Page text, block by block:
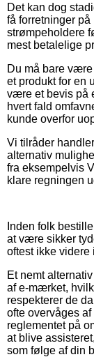
Det kan dog
få forretninger
strømpeholdere
mest betalelige
Du må bare
et produkt for en
være et bevis på
hvert fald
kunde overfor
Vi tilråder
alternativ
fra eksempelvis
klare regningen
Inden folk
at være sikker
oftest ikke videre
Et nemt
af e-mærket,
respekterer de
ofte overvåges
reglementet på
at blive
som følge af din